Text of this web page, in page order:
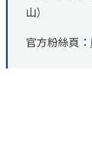
山）
官方粉絲頁：